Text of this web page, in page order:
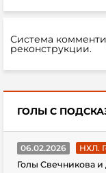
Система
реконструкции.
ГОЛЫ С
06.02.2026
НХЛ.
Голы Свечникова